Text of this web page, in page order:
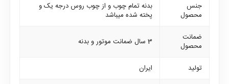
جنس
محصول
بدنه تمام چوب و از چوب روس درجه یک و
پخته شده میباشد
ضمانت
محصول
3 سال ضمانت موتور و بدنه
تولید
ایران